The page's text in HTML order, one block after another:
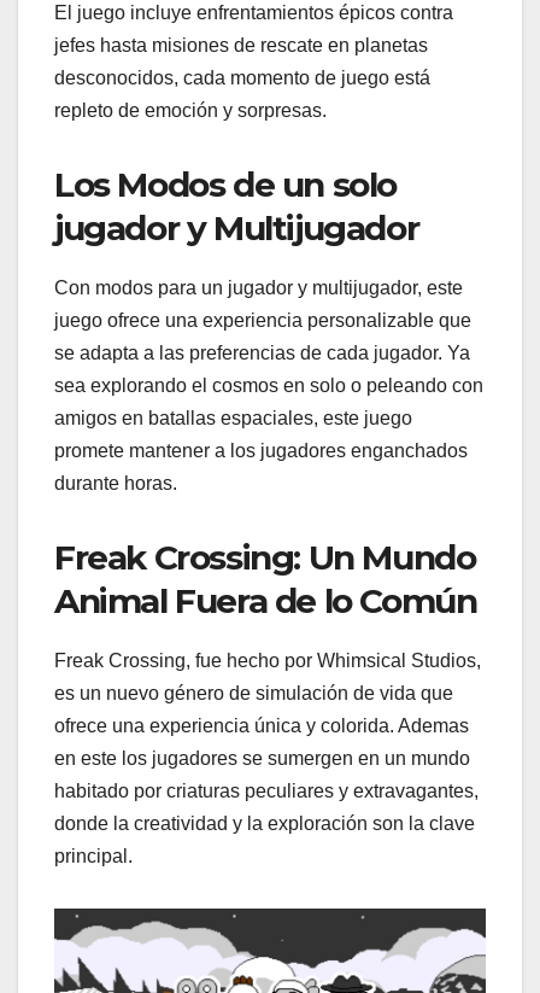
El juego incluye enfrentamientos épicos contra
jefes hasta misiones de rescate en planetas
desconocidos, cada momento de juego está
repleto de emoción y sorpresas.
Los Modos de un solo
jugador y Multijugador
Con modos para un jugador y multijugador, este
juego ofrece una experiencia personalizable que
se adapta a las preferencias de cada jugador. Ya
sea explorando el cosmos en solo o peleando con
amigos en batallas espaciales, este juego
promete mantener a los jugadores enganchados
durante horas.
Freak Crossing: Un Mundo
Animal Fuera de lo Común
Freak Crossing, fue hecho por Whimsical Studios,
es un nuevo género de simulación de vida que
ofrece una experiencia única y colorida. Ademas
en este los jugadores se sumergen en un mundo
habitado por criaturas peculiares y extravagantes,
donde la creatividad y la exploración son la clave
principal.